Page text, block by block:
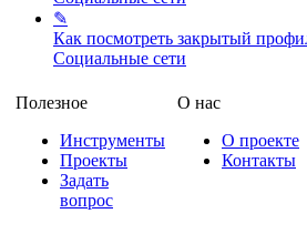
✎
Как посмотреть закрытый
Социальные сети
Полезное
Инструменты
Проекты
Задать
вопрос
О нас
О проекте
Контакты